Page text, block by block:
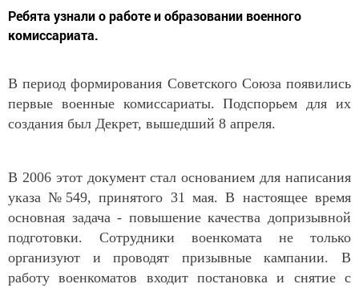
Ребята узнали о работе и образовании военного
комиссариата.
В период формирования Советского Союза появились
первые военные комиссариаты. Подспорьем для их
создания был Декрет, вышедший 8 апреля.
В 2006 этот документ стал основанием для написания
указа №549, принятого 31 мая. В настоящее время
основная задача - повышение качества допризывной
подготовки. Сотрудники военкомата не только
организуют и проводят призывные кампании. В
работу военкоматов входит постановка и снятие с